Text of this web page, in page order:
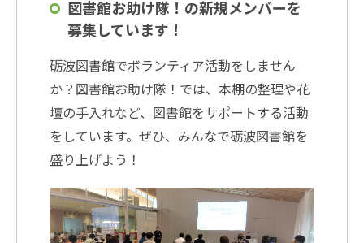
図書館お助け隊！の新規メンバーを
募集しています！
砺波図書館でボランティア活動をしません
か？図書館お助け隊！では、本棚の整理や花
壇の手入れなど、図書館をサポートする活動
をしています。ぜひ、みんなで砺波図書館を
盛り上げよう！